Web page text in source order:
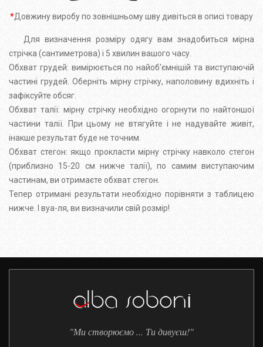
*Довжину виробу по зовнішньому шву дивіться в описі товару
Для визначення розміру одягу вам знадобиться мірна
стрічка (сантиметрова) і 5 хвилин вашого часу.
Обхват грудей: вимірюється по найоб'ємнішій та виступаючій
частині грудей. Оберніть мірну стрічку, наполовину вдихніть і
зафіксуйте обсяг.
Обхват талії: мірну стрічку необхідно огорнути по найтоншої
частини талії. При цьому не втягуйте і не надувайте живіт,
інакше результат буде не точним.
Обхват стегон: якщо прокласти мірну стрічку навколо стегон
(приблизно 15-20 см нижче талії), по самим виступаючим
частинам, ви отримаєте обхват стегон.
Тепер отримані результати необхідно порівняти з таблицею
нижче. І вуа-ля, ви визначили свій розмір!
"Ми створюємо ... Ти дивуєш!"